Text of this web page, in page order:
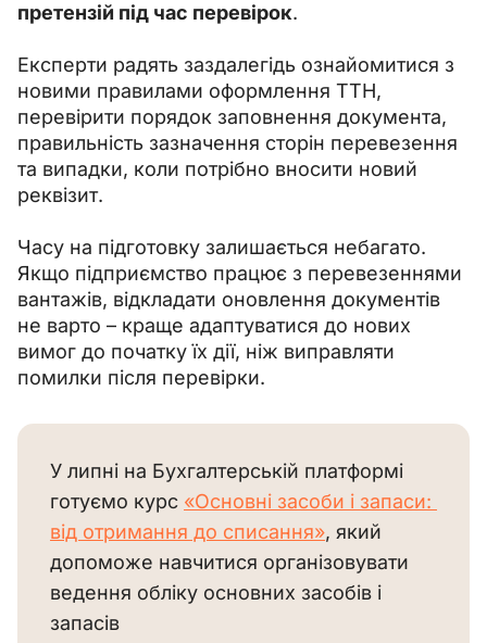
претензій під час перевірок.
Експерти радять заздалегідь ознайомитися з
новими правилами оформлення ТТН,
перевірити порядок заповнення документа,
правильність зазначення сторін перевезення
та випадки, коли потрібно вносити новий
реквізит.
Часу на підготовку залишається небагато.
Якщо підприємство працює з перевезеннями
вантажів, відкладати оновлення документів
не варто – краще адаптуватися до нових
вимог до початку їх дії, ніж виправляти
помилки після перевірки.
У липні на Бухгалтерській платформі
готуємо курс «Основні засоби і запаси:
від отримання до списання», який
допоможе навчитися організовувати
ведення обліку основних засобів і
запасів